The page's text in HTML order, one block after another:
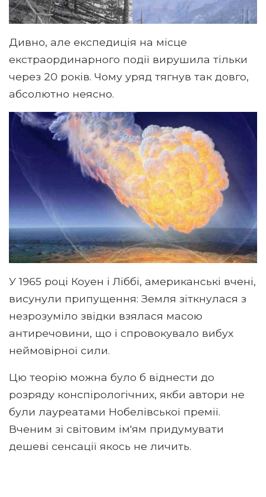
Дивно, але експедиція на місце
екстраординарного події вирушила тільки
через 20 років. Чому уряд тягнув так довго,
абсолютно неясно.
У 1965 році Коуен і Ліббі, американські вчені,
висунули припущення: Земля зіткнулася з
незрозуміло звідки взялася масою
антиречовини, що і спровокувало вибух
неймовірної сили.
Цю теорію можна було б віднести до
розряду конспірологічних, якби автори не
були лауреатами Нобелівської премії.
Вченим зі світовим ім'ям придумувати
дешеві сенсації якось не личить.